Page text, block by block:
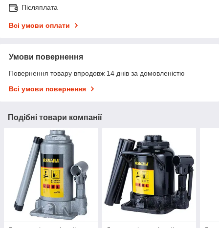
Післяплата
Всі умови оплати
Умови повернення
Повернення товару впродовж 14 днів за домовленістю
Всі умови повернення
Подібні товари компанії